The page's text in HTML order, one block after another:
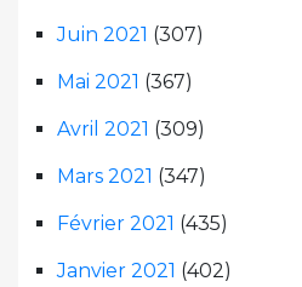
Juin 2021 (307)
Mai 2021 (367)
Avril 2021 (309)
Mars 2021 (347)
Février 2021 (435)
Janvier 2021 (402)